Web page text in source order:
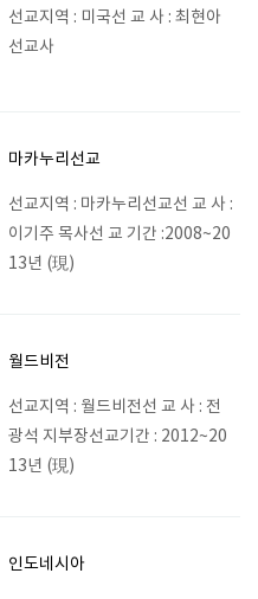
선교지역 : 미국선 교 사 : 최현아
선교사
마카누리선교
선교지역 : 마카누리선교선 교 사 :
이기주 목사선 교 기간 :2008~20
13년 (現)
월드비전
선교지역 : 월드비전선 교 사 : 전
광석 지부장선교기간 : 2012~20
13년 (現)
인도네시아